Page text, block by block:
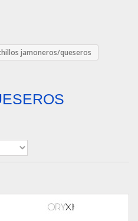
jamoneros/queseros